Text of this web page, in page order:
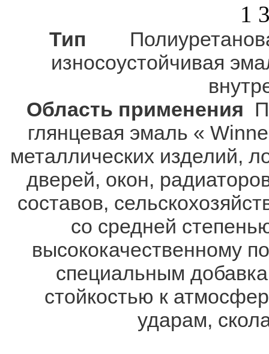
1
Тип
износоустойчивая
Область применения
глянцевая эмаль «
металлических изделий,
дверей, окон,
составов,
со средней
высококачественному
специальным
стойкостью к
ударам,